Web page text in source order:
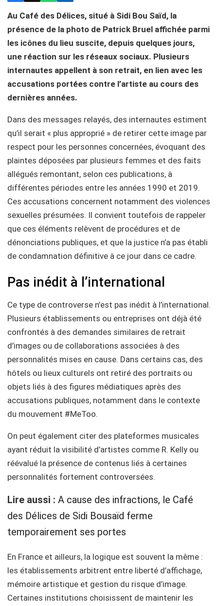
Au Café des Délices, situé à Sidi Bou Saïd, la
présence de la photo de Patrick Bruel affichée parmi
les icônes du lieu suscite, depuis quelques jours,
une réaction sur les réseaux sociaux. Plusieurs
internautes appellent à son retrait, en lien avec les
accusations portées contre l’artiste au cours des
dernières années.
Dans des messages relayés, des internautes estiment
qu’il serait « plus approprié » de retirer cette image par
respect pour les personnes concernées, évoquant des
plaintes déposées par plusieurs femmes et des faits
allégués remontant, selon ces publications, à
différentes périodes entre les années 1990 et 2019.
Ces accusations concernent notamment des violences
sexuelles présumées. Il convient toutefois de rappeler
que ces éléments relèvent de procédures et de
dénonciations publiques, et que la justice n’a pas établi
de condamnation définitive à ce jour dans ce cadre.
Pas inédit à l’international
Ce type de controverse n’est pas inédit à l’international.
Plusieurs établissements ou entreprises ont déjà été
confrontés à des demandes similaires de retrait
d’images ou de collaborations associées à des
personnalités mises en cause. Dans certains cas, des
hôtels ou lieux culturels ont retiré des portraits ou
objets liés à des figures médiatiques après des
accusations publiques, notamment dans le contexte
du mouvement #MeToo.
On peut également citer des plateformes musicales
ayant réduit la visibilité d’artistes comme R. Kelly ou
réévalué la présence de contenus liés à certaines
personnalités fortement controversées.
Lire aussi : A cause des infractions, le Café
des Délices de Sidi Bousaïd ferme
temporairement ses portes
En France et ailleurs, la logique est souvent la même :
les établissements arbitrent entre liberté d’affichage,
mémoire artistique et gestion du risque d’image.
Certaines institutions choisissent de maintenir les